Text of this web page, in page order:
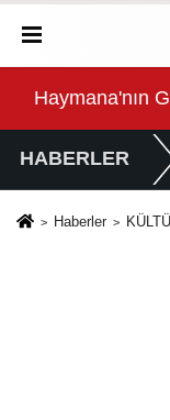
Yatırıldı
Manisa
HABERLER
Haberler